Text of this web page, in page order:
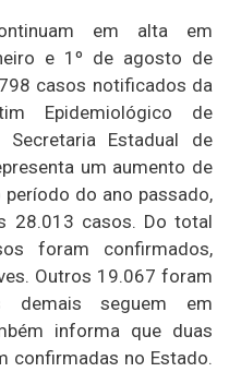
em alta em
e 1º de agosto de
casos notificados da
Epidemiológico de
Secretaria Estadual de
um aumento de
do ano passado,
28.013 casos. Do total
foram confirmados,
Outros 19.067 foram
demais seguem em
informa que duas
confirmadas no Estado.